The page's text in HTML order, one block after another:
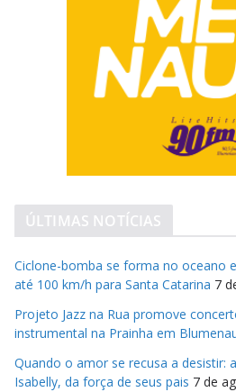
ÚLTIMAS NOTÍCIAS
Ciclone-bomba se forma no oceano
até 100 km/h para Santa Catarina 7
Projeto Jazz na Rua promove
instrumental na Prainha em
Quando o amor se recusa a desistir:
Isabelly, da força de seus pais 7 de